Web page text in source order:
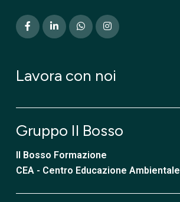
Lavora con noi
Gruppo Il Bosso
Il Bosso Formazione
CEA - Centro Educazione Ambientale